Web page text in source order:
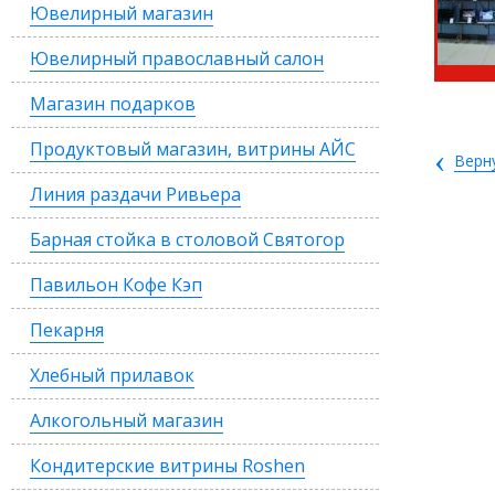
Ювелирный магазин
Ювелирный православный салон
Магазин подарков
Продуктовый магазин, витрины АЙС
Линия раздачи Ривьера
Барная стойка в столовой Святогор
Павильон Кофе Кэп
Пекарня
Хлебный прилавок
Алкогольный магазин
Кондитерские витрины Roshen
‹